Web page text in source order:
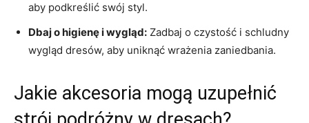
aby podkreślić swój styl.
Dbaj ‌o higienę i wygląd: Zadbaj o czystość i⁢ schludny
wygląd dresów, aby uniknąć⁢ wrażenia‌ zaniedbania.
Jakie akcesoria⁣ mogą uzupełnić